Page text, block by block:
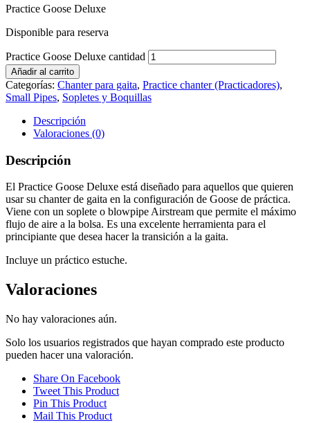
Practice Goose Deluxe
Disponible para reserva
Practice Goose Deluxe cantidad
Añadir al carrito
Categorías: Chanter para gaita, Practice chanter (Practicadores),
Small Pipes, Sopletes y Boquillas
Descripción
Valoraciones (0)
Descripción
El Practice Goose Deluxe está diseñado para aquellos que quieren
usar su chanter de gaita en la configuración de Goose de práctica.
Viene con un soplete o blowpipe Airstream que permite el máximo
flujo de aire a la bolsa. Es una excelente herramienta para el
principiante que desea hacer la transición a la gaita.
Incluye un práctico estuche.
Valoraciones
No hay valoraciones aún.
Solo los usuarios registrados que hayan comprado este producto
pueden hacer una valoración.
Share On Facebook
Tweet This Product
Pin This Product
Mail This Product